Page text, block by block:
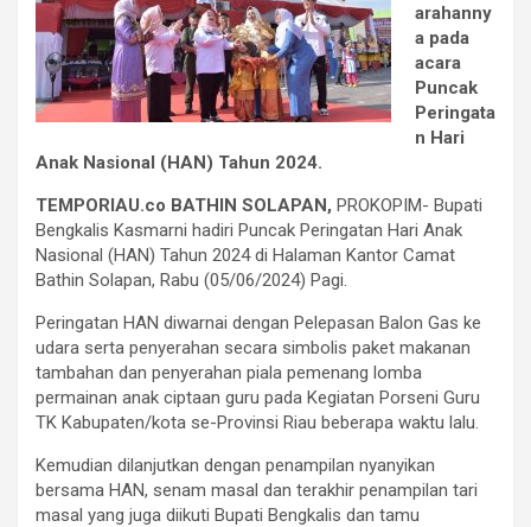
arahanny
a pada
acara
Puncak
Peringata
n Hari
Anak Nasional (HAN) Tahun 2024.
TEMPORIAU.co BATHIN SOLAPAN, PROKOPIM- Bupati
Bengkalis Kasmarni hadiri Puncak Peringatan Hari Anak
Nasional (HAN) Tahun 2024 di Halaman Kantor Camat
Bathin Solapan, Rabu (05/06/2024) Pagi.
Peringatan HAN diwarnai dengan Pelepasan Balon Gas ke
udara serta penyerahan secara simbolis paket makanan
tambahan dan penyerahan piala pemenang lomba
permainan anak ciptaan guru pada Kegiatan Porseni Guru
TK Kabupaten/kota se-Provinsi Riau beberapa waktu lalu.
Kemudian dilanjutkan dengan penampilan nyanyikan
bersama HAN, senam masal dan terakhir penampilan tari
masal yang juga diikuti Bupati Bengkalis dan tamu